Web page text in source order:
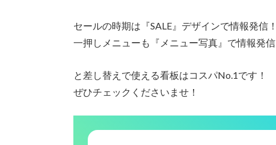
セールの時期は『SALE』デザインで情報発信！
一押しメニューも『メニュー写真』で情報発信
と差し替えで使える看板はコスパNo.1です！
ぜひチェックくださいませ！